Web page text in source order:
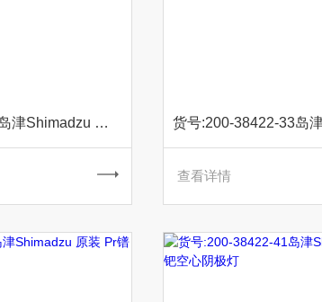
货号:200-38422-44岛津Shimadzu 原装 Re铼空心阴极灯
查看详情